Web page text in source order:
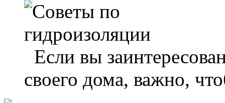
Если вы
своего дома, важно,